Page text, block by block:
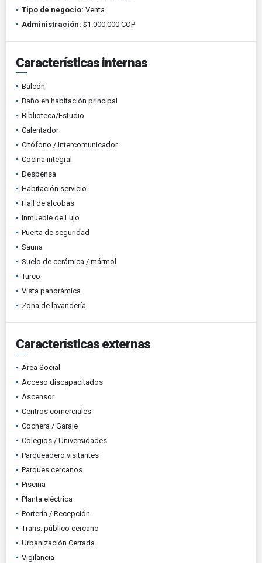
Tipo de negocio: Venta
Administración: $1.000.000 COP
Características internas
Balcón
Baño en habitación principal
Biblioteca/Estudio
Calentador
Citófono / Intercomunicador
Cocina integral
Despensa
Habitación servicio
Hall de alcobas
Inmueble de Lujo
Puerta de seguridad
Sauna
Suelo de cerámica / mármol
Turco
Vista panorámica
Zona de lavandería
Características externas
Área Social
Acceso discapacitados
Ascensor
Centros comerciales
Cochera / Garaje
Colegios / Universidades
Parqueadero visitantes
Parques cercanos
Piscina
Planta eléctrica
Portería / Recepción
Trans. público cercano
Urbanización Cerrada
Vigilancia